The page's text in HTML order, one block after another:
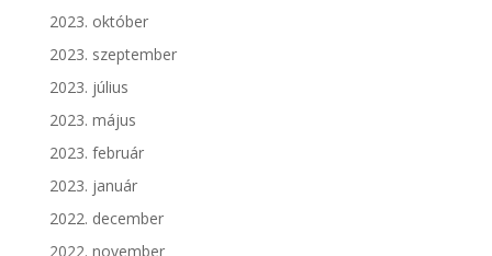
2023. október
2023. szeptember
2023. július
2023. május
2023. február
2023. január
2022. december
2022. november